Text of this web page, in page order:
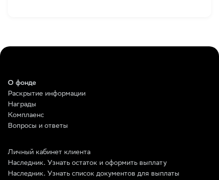
О фонде
Раскрытие информации
Награды
Комплаенс
Вопросы и ответы
Личный кабинет клиента
Наследник. Узнать остаток и оформить выплату
Наследник. Узнать список документов для выплаты